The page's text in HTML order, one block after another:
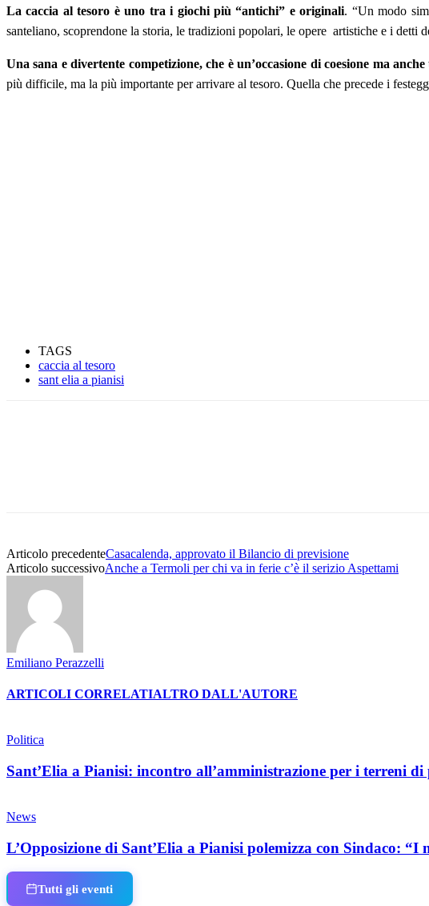
La caccia al tesoro è uno tra i giochi più “antichi” e originali. “Un modo
santeliano, scoprendone la storia, le tradizioni popolari, le opere artistiche e i detti
Una sana e divertente competizione, che è un’occasione di coesione ma
più difficile, ma la più importante per arrivare al tesoro. Quella che precede i
TAGS
caccia al tesoro
sant elia a pianisi
Articolo precedenteCasacalenda, approvato il Bilancio di previsione
Articolo successivoAnche a Termoli per chi va in ferie c’è il serizio Aspettami
Emiliano Perazzelli
ARTICOLI CORRELATIALTRO DALL'AUTORE
Politica
Sant’Elia a Pianisi: incontro all’amministrazione per i terreni
News
L’Opposizione di Sant’Elia a Pianisi polemizza con Sindaco:
Tutti gli eventi